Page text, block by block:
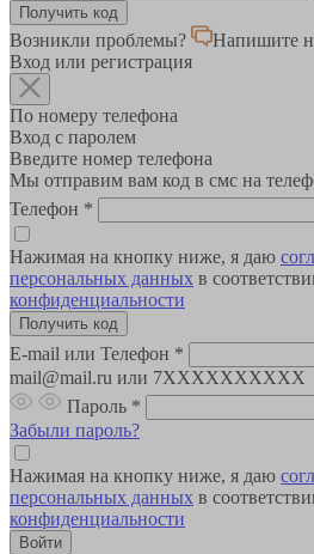
Возникли проблемы?
Напишите
Вход или регистрация
По номеру телефона
Вход с паролем
Введите номер телефона
Мы отправим вам код в смс на
Телефон *
Нажимая на кнопку ниже, я даю
персональных данных в
конфиденциальности
E-mail или Телефон *
mail@mail.ru или 7XXXXXXXXXX
Пароль *
Забыли пароль?
Нажимая на кнопку ниже, я даю
персональных данных в
конфиденциальности